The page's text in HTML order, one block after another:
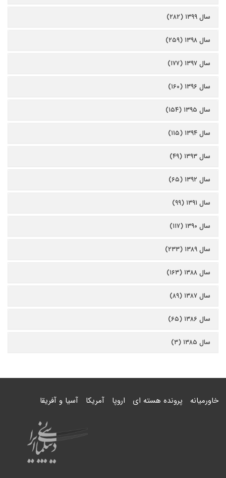
سال ۱۳۹۹ (۲۸۲)
سال ۱۳۹۸ (۲۵۹)
سال ۱۳۹۷ (۱۷۷)
سال ۱۳۹۶ (۱۶۰)
سال ۱۳۹۵ (۱۵۴)
سال ۱۳۹۴ (۱۱۵)
سال ۱۳۹۳ (۴۹)
سال ۱۳۹۲ (۶۵)
سال ۱۳۹۱ (۹۹)
سال ۱۳۹۰ (۱۱۷)
سال ۱۳۸۹ (۲۳۳)
سال ۱۳۸۸ (۱۶۳)
سال ۱۳۸۷ (۸۹)
سال ۱۳۸۶ (۶۵)
سال ۱۳۸۵ (۳)
خاورمیانه پرونده هسته ای اروپا آمریکا آسیا و آفریقا